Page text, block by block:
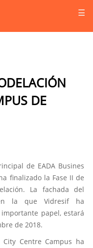
☰
DE
de EADA Busines
finalizado la Fase II de
La fachada del
la que Vidresif ha
papel, estará
de 2018.
Centre Campus ha